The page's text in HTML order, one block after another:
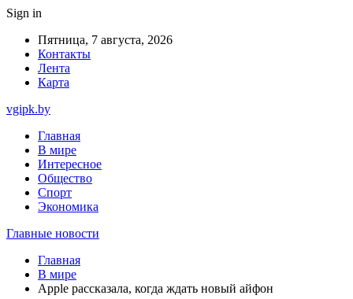
Sign in
Пятница, 7 августа, 2026
Контакты
Лента
Карта
vgipk.by
Главная
В мире
Интересное
Общество
Спорт
Экономика
Главные новости
Главная
В мире
Apple рассказала, когда ждать новый айфон